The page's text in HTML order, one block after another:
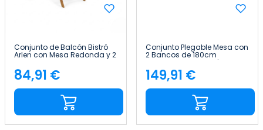
Conjunto de Balcón Bistró
Arlen con Mesa Redonda y 2
de Acacia 7house
Precio
84,91 €
Conjunto Plegable Mesa con
2 Bancos de 180cm
Catering Efecto Ratán
7house
Precio
149,91 €